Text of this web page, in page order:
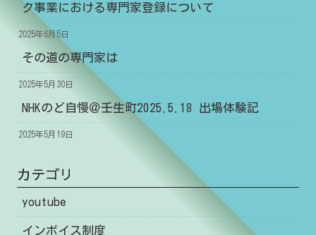
ク事業における専門家登録について
2025年6月5日
その道の専門家は
2025年5月30日
NHKのど自慢＠壬生町2025.5.18 出場体験記
2025年5月19日
カテゴリ
youtube
インボイス制度